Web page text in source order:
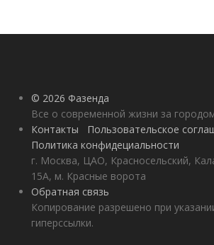
© 2026 Фазенда
Все о современной жизни за
Контакты
Пользовательское
Политика конфидециальности
г. Москва, ЦАО, Красносельский,
15А, м. Красные ворота
Обратная связь
Копирование разрешено при
гиперссылки.